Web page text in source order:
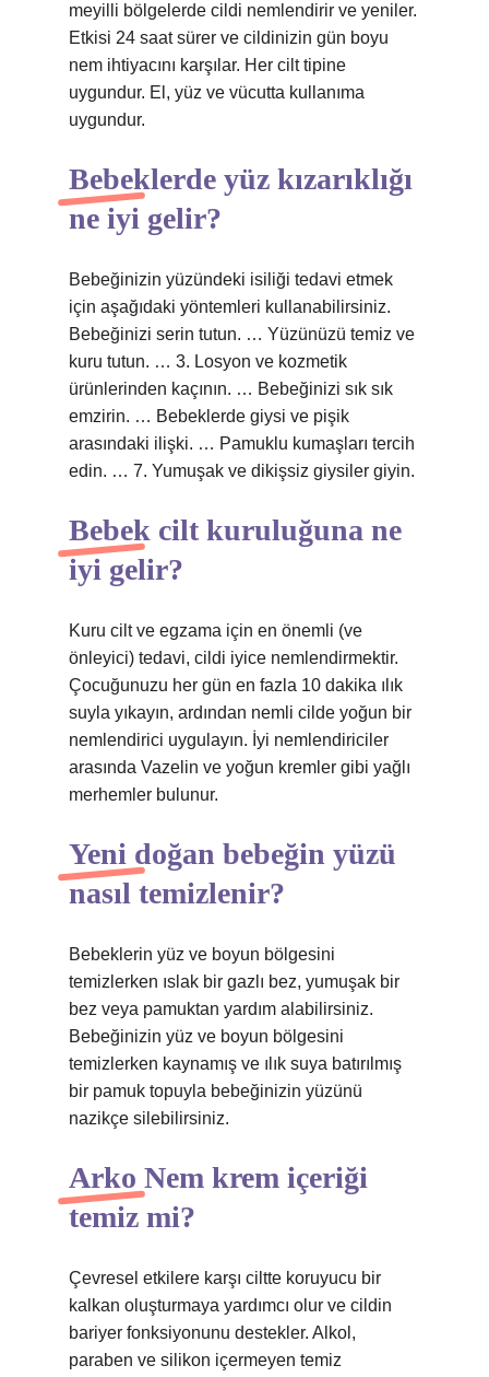
meyilli bölgelerde cildi nemlendirir ve yeniler.
Etkisi 24 saat sürer ve cildinizin gün boyu
nem ihtiyacını karşılar. Her cilt tipine
uygundur. El, yüz ve vücutta kullanıma
uygundur.
Bebeklerde yüz kızarıklığı
ne iyi gelir?
Bebeğinizin yüzündeki isiliği tedavi etmek
için aşağıdaki yöntemleri kullanabilirsiniz.
Bebeğinizi serin tutun. … Yüzünüzü temiz ve
kuru tutun. … 3. Losyon ve kozmetik
ürünlerinden kaçının. … Bebeğinizi sık sık
emzirin. … Bebeklerde giysi ve pişik
arasındaki ilişki. … Pamuklu kumaşları tercih
edin. … 7. Yumuşak ve dikişsiz giysiler giyin.
Bebek cilt kuruluğuna ne
iyi gelir?
Kuru cilt ve egzama için en önemli (ve
önleyici) tedavi, cildi iyice nemlendirmektir.
Çocuğunuzu her gün en fazla 10 dakika ılık
suyla yıkayın, ardından nemli cilde yoğun bir
nemlendirici uygulayın. İyi nemlendiriciler
arasında Vazelin ve yoğun kremler gibi yağlı
merhemler bulunur.
Yeni doğan bebeğin yüzü
nasıl temizlenir?
Bebeklerin yüz ve boyun bölgesini
temizlerken ıslak bir gazlı bez, yumuşak bir
bez veya pamuktan yardım alabilirsiniz.
Bebeğinizin yüz ve boyun bölgesini
temizlerken kaynamış ve ılık suya batırılmış
bir pamuk topuyla bebeğinizin yüzünü
nazikçe silebilirsiniz.
Arko Nem krem içeriği
temiz mi?
Çevresel etkilere karşı ciltte koruyucu bir
kalkan oluşturmaya yardımcı olur ve cildin
bariyer fonksiyonunu destekler. Alkol,
paraben ve silikon içermeyen temiz